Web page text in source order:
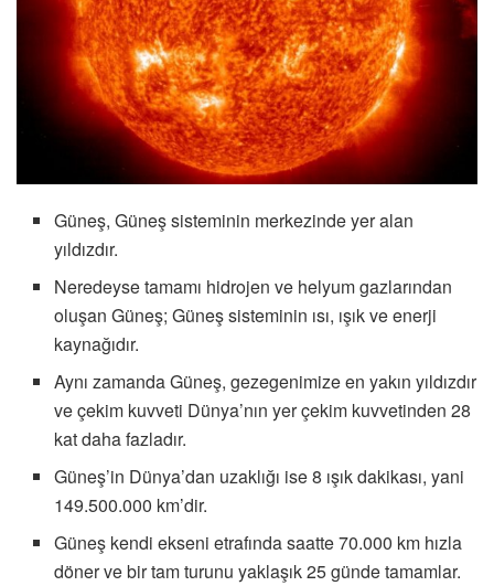
Güneş, Güneş sisteminin merkezinde yer alan
yıldızdır.
Neredeyse tamamı hidrojen ve helyum gazlarından
oluşan Güneş; Güneş sisteminin ısı, ışık ve enerji
kaynağıdır.
Aynı zamanda Güneş, gezegenimize en yakın yıldızdır
ve çekim kuvveti Dünya’nın yer çekim kuvvetinden 28
kat daha fazladır.
Güneş’in Dünya’dan uzaklığı ise 8 ışık dakikası, yani
149.500.000 km’dir.
Güneş kendi ekseni etrafında saatte 70.000 km hızla
döner ve bir tam turunu yaklaşık 25 günde tamamlar.